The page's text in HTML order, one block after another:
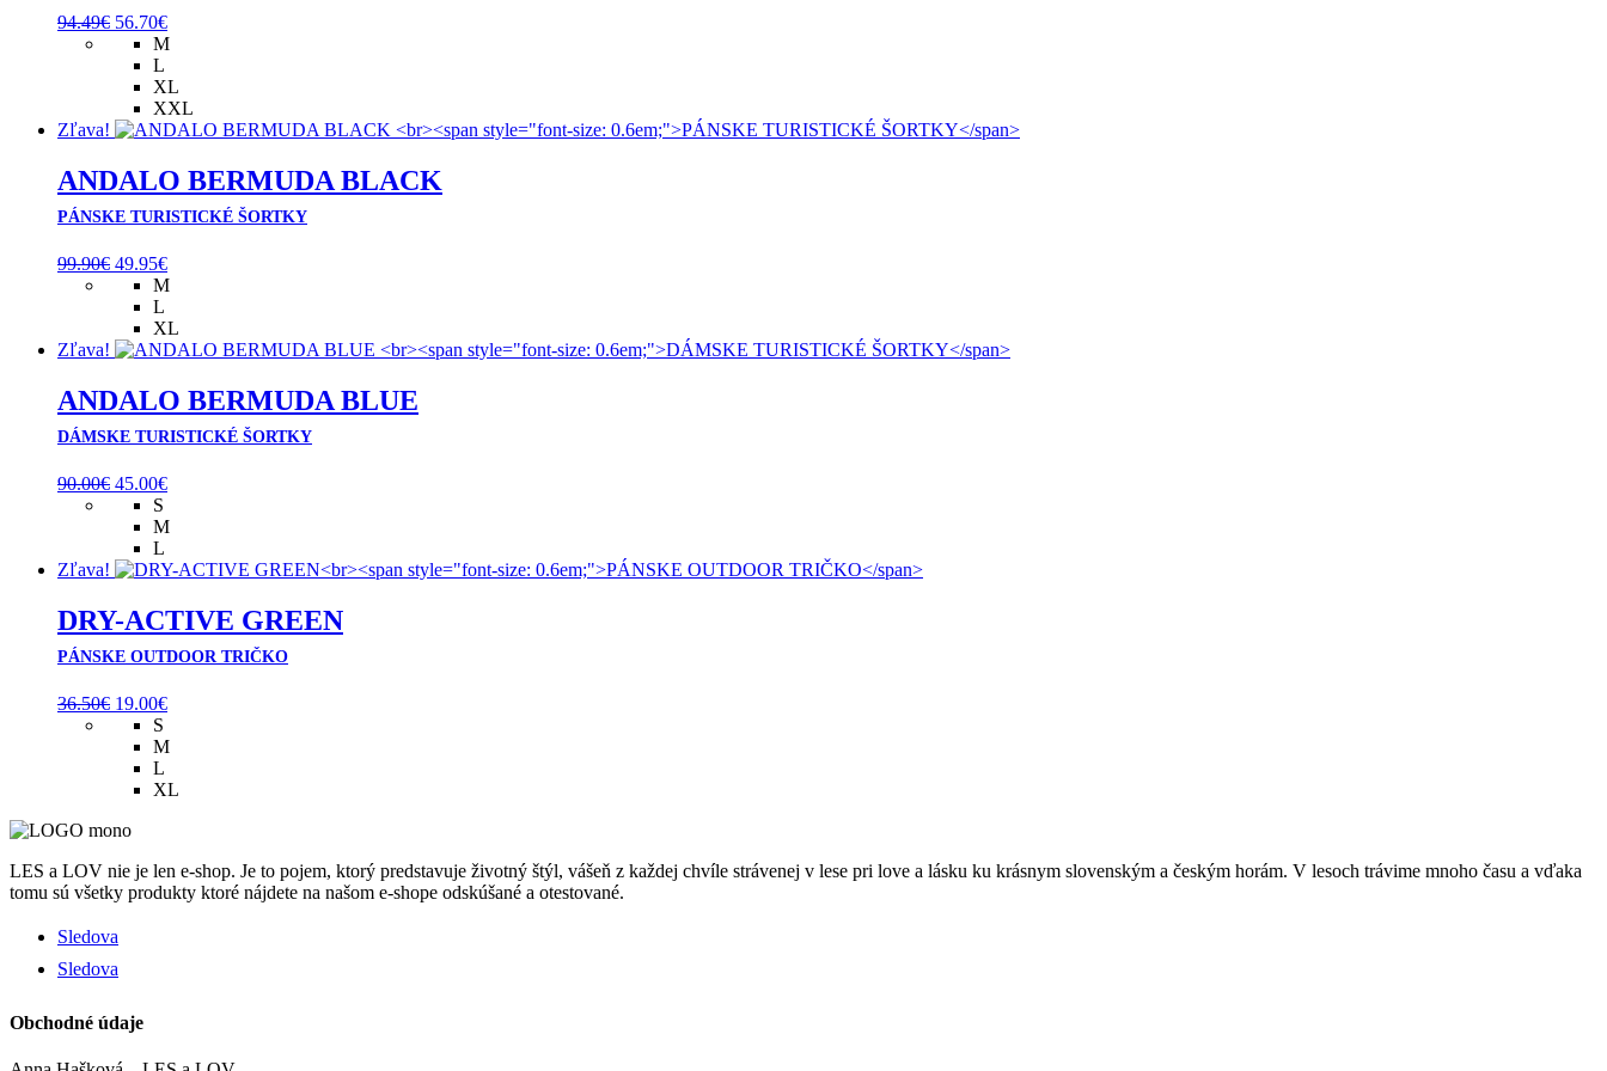
94.49€ Pôvodná
cena
bola:
94.49€.
56.70€Aktuálna
cena
56.70€.
M
L
XL
XXL
Zľava!
ANDALO BERMUDA BLACK
PÁNSKE TURISTICKÉ ŠORTKY
99.90€ Pôvodná
cena
bola:
99.90€.
49.95€Aktuálna
cena
49.95€.
M
L
XL
Zľava!
ANDALO BERMUDA BLUE
DÁMSKE TURISTICKÉ ŠORTKY
90.00€ Pôvodná
cena
bola:
90.00€.
45.00€Aktuálna
je:
S
M
L
Zľava!
DRY-ACTIVE GREEN
PÁNSKE OUTDOOR TRIČKO
36.50€ Pôvodná
cena
bola:
36.50€.
19.00€Aktuálna
je:
S
M
L
XL
LES a LOV nie je len e-shop. Je to pojem, ktorý predstavuje životný štýl, vášeň z každej chvíle strávenej v lese pri love a lásku ku krásnym slovenským a českým horám. V lesoch trávime mnoho času a vďaka
tomu sú všetky produkty ktoré nájdete na našom e-shope odskúšané a otestované.
Sledova
Sledova
Obchodné údaje